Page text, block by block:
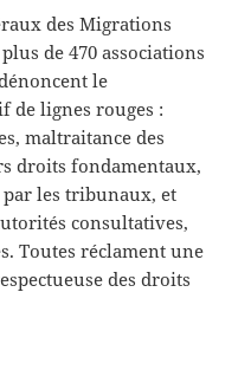
des Migrations
de 470 associations
le
de lignes rouges :
maltraitance des
droits fondamentaux,
les tribunaux, et
consultatives,
Toutes réclament une
des droits